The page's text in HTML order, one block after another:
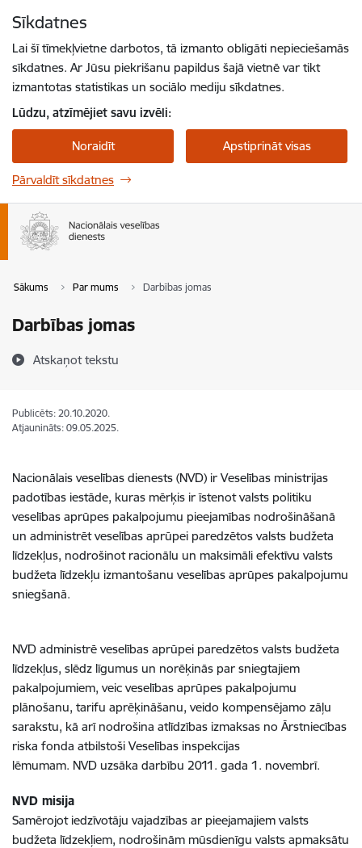
Sīkdatnes
Lai šī tīmekļvietne darbotos, tā izmanto obligāti nepieciešamās
sīkdatnes. Ar Jūsu piekrišanu papildus šajā vietnē var tikt
izmantotas statistikas un sociālo mediju sīkdatnes.
Lūdzu, atzīmējiet savu izvēli:
Noraidīt Apstiprināt visas
Pārvaldīt sīkdatnes
Sākums Par mums Darbības jomas
Darbības jomas
Atskaņot tekstu
Publicēts: 20.10.2020.
Atjaunināts: 09.05.2025.
Nacionālais veselības dienests (NVD) ir Veselības ministrijas
padotības iestāde, kuras mērķis ir īstenot valsts politiku
veselības aprūpes pakalpojumu pieejamības nodrošināšanā
un administrēt veselības aprūpei paredzētos valsts budžeta
līdzekļus, nodrošinot racionālu un maksimāli efektīvu valsts
budžeta līdzekļu izmantošanu veselības aprūpes pakalpojumu
sniegšanā.
NVD administrē veselības aprūpei paredzētos valsts budžeta
līdzekļus, slēdz līgumus un norēķinās par sniegtajiem
pakalpojumiem, veic veselības aprūpes pakalpojumu
plānošanu, tarifu aprēķināšanu, veido kompensējamo zāļu
sarakstu, kā arī nodrošina atlīdzības izmaksas no Ārstniecības
riska fonda atbilstoši Veselības inspekcijas
lēmumam. NVD uzsāka darbību 2011. gada 1. novembrī.
NVD misija
Samērojot iedzīvotāju vajadzības ar pieejamajiem valsts
budžeta līdzekļiem, nodrošinām mūsdienīgu valsts apmaksātu